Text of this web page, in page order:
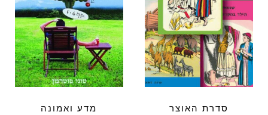
מדע ואמונה
סדרת האוצר